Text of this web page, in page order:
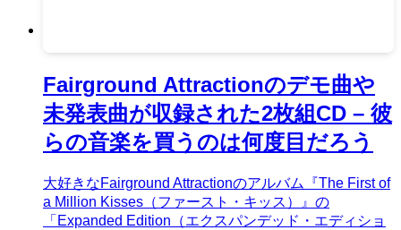
Fairground Attractionのデモ曲や
未発表曲が収録された2枚組CD – 彼
らの音楽を買うのは何度目だろう
大好きなFairground Attractionのアルバム『The First of
a Million Kisses（ファースト・キッス）』の
「Expanded Edition（エクスパンデッド・エディショ